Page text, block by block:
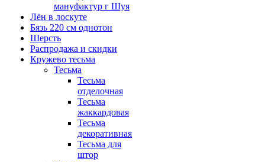
мануфактур г Шуя
Лён в лоскуте
Бязь 220 см однотон
Шерсть
Распродажа и скидки
Кружево тесьма
Тесьма
Тесьма
отделочная
Тесьма
жаккардовая
Тесьма
декоративная
Тесьма для
штор